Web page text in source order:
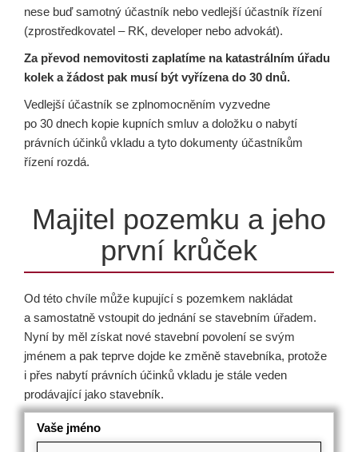
nese buď samotný účastník nebo vedlejší účastník řízení
(zprostředkovatel – RK, developer nebo advokát).
Za převod nemovitosti zaplatíme na katastrálním úřadu
kolek a žádost pak musí být vyřízena do 30 dnů.
Vedlejší účastník se zplnomocněním vyzvedne
po 30 dnech kopie kupních smluv a doložku o nabytí
právních účinků vkladu a tyto dokumenty účastníkům
řízení rozdá.
Majitel pozemku a jeho
první krůček
Od této chvíle může kupující s pozemkem nakládat
a samostatně vstoupit do jednání se stavebním úřadem.
Nyní by měl získat nové stavební povolení se svým
jménem a pak teprve dojde ke změně stavebníka, protože
i přes nabytí právních účinků vkladu je stále veden
prodávající jako stavebník.
Vaše jméno